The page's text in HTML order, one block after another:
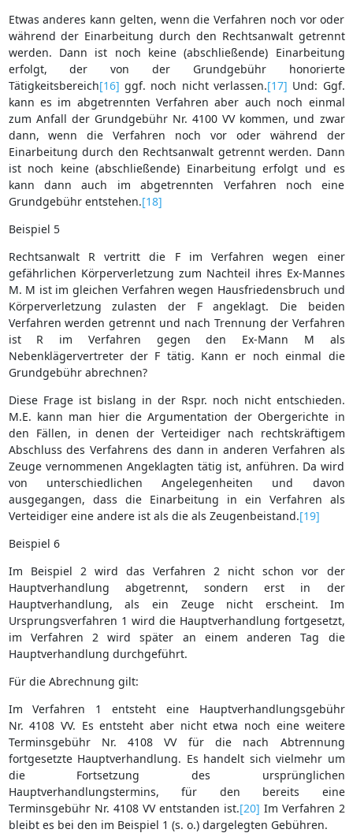
Etwas anderes kann gelten, wenn die Verfahren noch vor oder
während der Einarbeitung durch den Rechtsanwalt getrennt
werden. Dann ist noch keine (abschließende) Einarbeitung
erfolgt, der von der Grundgebühr honorierte
Tätigkeitsbereich[16] ggf. noch nicht verlassen.[17] Und: Ggf.
kann es im abgetrennten Verfahren aber auch noch einmal
zum Anfall der Grundgebühr Nr. 4100 VV kommen, und zwar
dann, wenn die Verfahren noch vor oder während der
Einarbeitung durch den Rechtsanwalt getrennt werden. Dann
ist noch keine (abschließende) Einarbeitung erfolgt und es
kann dann auch im abgetrennten Verfahren noch eine
Grundgebühr entstehen.[18]
Beispiel 5
Rechtsanwalt R vertritt die F im Verfahren wegen einer
gefährlichen Körperverletzung zum Nachteil ihres Ex-Mannes
M. M ist im gleichen Verfahren wegen Hausfriedensbruch und
Körperverletzung zulasten der F angeklagt. Die beiden
Verfahren werden getrennt und nach Trennung der Verfahren
ist R im Verfahren gegen den Ex-Mann M als
Nebenklägervertreter der F tätig. Kann er noch einmal die
Grundgebühr abrechnen?
Diese Frage ist bislang in der Rspr. noch nicht entschieden.
M.E. kann man hier die Argumentation der Obergerichte in
den Fällen, in denen der Verteidiger nach rechtskräftigem
Abschluss des Verfahrens des dann in anderen Verfahren als
Zeuge vernommenen Angeklagten tätig ist, anführen. Da wird
von unterschiedlichen Angelegenheiten und davon
ausgegangen, dass die Einarbeitung in ein Verfahren als
Verteidiger eine andere ist als die als Zeugenbeistand.[19]
Beispiel 6
Im Beispiel 2 wird das Verfahren 2 nicht schon vor der
Hauptverhandlung abgetrennt, sondern erst in der
Hauptverhandlung, als ein Zeuge nicht erscheint. Im
Ursprungsverfahren 1 wird die Hauptverhandlung fortgesetzt,
im Verfahren 2 wird später an einem anderen Tag die
Hauptverhandlung durchgeführt.
Für die Abrechnung gilt:
Im Verfahren 1 entsteht eine Hauptverhandlungsgebühr
Nr. 4108 VV. Es entsteht aber nicht etwa noch eine weitere
Terminsgebühr Nr. 4108 VV für die nach Abtrennung
fortgesetzte Hauptverhandlung. Es handelt sich vielmehr um
die Fortsetzung des ursprünglichen
Hauptverhandlungstermins, für den bereits eine
Terminsgebühr Nr. 4108 VV entstanden ist.[20] Im Verfahren 2
bleibt es bei den im Beispiel 1 (s. o.) dargelegten Gebühren.